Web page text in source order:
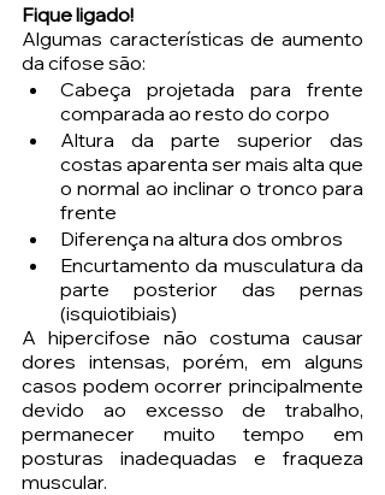
Fique ligado!
Algumas características de aumento
da cifose são:
Cabeça projetada para frente
comparada ao resto do corpo
Altura da parte superior das
costas aparenta ser mais alta que
o normal ao inclinar o tronco para
frente
Diferença na altura dos ombros
Encurtamento da musculatura da
parte posterior das pernas
(isquiotibiais)
A hipercifose não costuma causar
dores intensas, porém, em alguns
casos podem ocorrer principalmente
devido ao excesso de trabalho,
permanecer muito tempo em
posturas inadequadas e fraqueza
muscular.